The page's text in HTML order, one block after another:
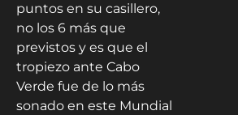
puntos en su casillero,
no los 6 más que
previstos y es que el
tropiezo ante Cabo
Verde fue de lo más
sonado en este Mundial